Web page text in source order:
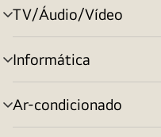
TV/Áudio/Vídeo
alternar
menu
Informática
alternar
menu
Ar-condicionado
alternar
menu